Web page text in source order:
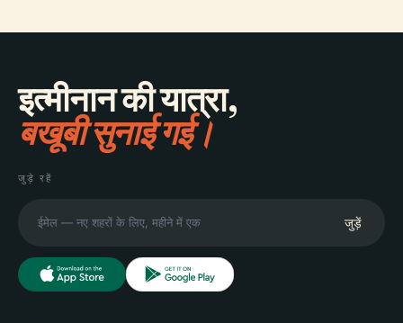
इत्मीनान की यात्रा,
बखूबी सुनाई गई।
जुड़े रहें
जुड़ें